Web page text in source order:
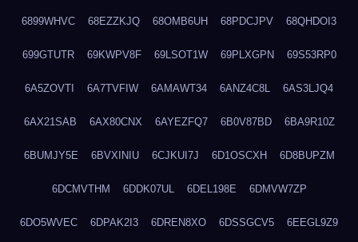
6899WHVC 68EZZKJQ 68OMB6UH 68PDCJPV 68QHDOI3
699GTUTR 69KWPV8F 69LSOT1W 69PLXGPN 69S53RP0
6A5ZOVTI 6A7TVFIW 6AMAWT34 6ANZ4C8L 6AS3LJQ4
6AX21SAB 6AX80CNX 6AYEZFQ7 6B0V87BD 6BA9R10Z
6BUMJY5E 6BVXINIU 6CJKUI7J 6D1OSCXH 6D8BUPZM
6DCMVTHM 6DDK07UL 6DEL198E 6DMVW7ZP
6DO5WVEC 6DPAK2I3 6DREN8XO 6DSSGCV5 6EEGL9Z9